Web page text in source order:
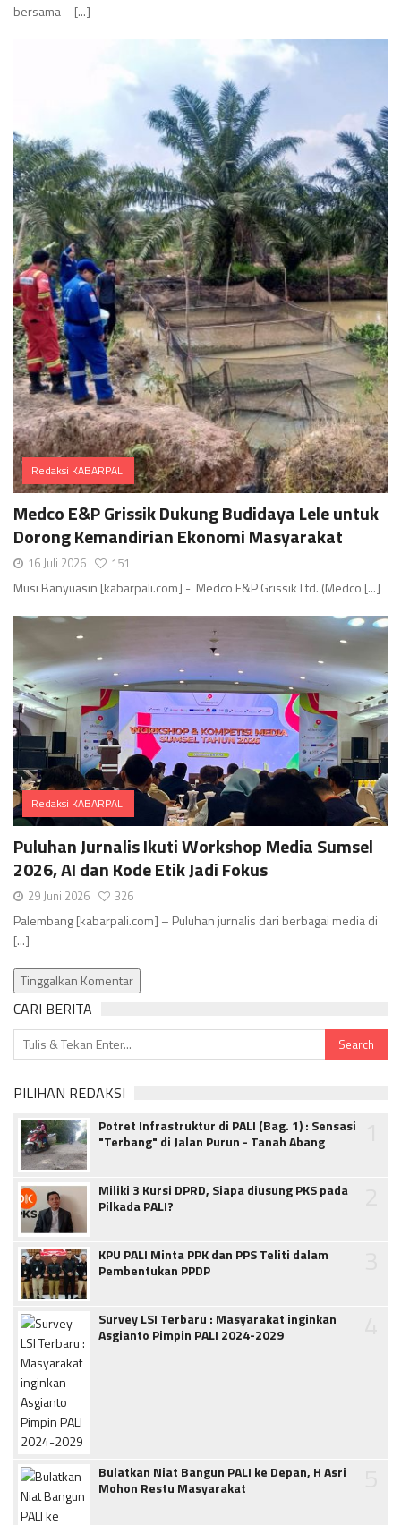
bersama – [...]
Redaksi KABARPALI
Comments
Medco E&P Grissik Dukung Budidaya Lele untuk
Dorong Kemandirian Ekonomi Masyarakat
16 Juli 2026 151
Musi Banyuasin [kabarpali.com] - Medco E&P Grissik Ltd. (Medco [...]
Redaksi KABARPALI
Comments
Puluhan Jurnalis Ikuti Workshop Media Sumsel
2026, AI dan Kode Etik Jadi Fokus
29 Juni 2026 326
Palembang [kabarpali.com] – Puluhan jurnalis dari berbagai media di
[...]
Tinggalkan Komentar
CARI BERITA
PILIHAN REDAKSI
Potret Infrastruktur di PALI (Bag. 1) : Sensasi
"Terbang" di Jalan Purun - Tanah Abang
Miliki 3 Kursi DPRD, Siapa diusung PKS pada
Pilkada PALI?
KPU PALI Minta PPK dan PPS Teliti dalam
Pembentukan PPDP
Survey LSI Terbaru : Masyarakat inginkan
Asgianto Pimpin PALI 2024-2029
Bulatkan Niat Bangun PALI ke Depan, H Asri
Mohon Restu Masyarakat